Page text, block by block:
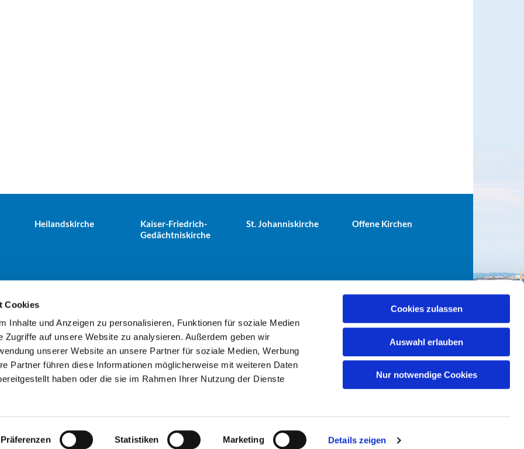
Cookies
Inhalte und Anzeigen zu personalisieren, Funktionen für soziale Medien
Zugriffe auf unsere Website zu analysieren. Außerdem geben wir
unserer Website an unsere Partner für soziale Medien, Werbung
Partner führen diese Informationen möglicherweise mit weiteren Daten
haben oder die sie im Rahmen Ihrer Nutzung der Dienste
Präferenzen Statistiken Marketing Details zeigen
Cookies zulassen
Auswahl erlauben
Nur notwendige Cookies
Heilandskirche
Kaiser-Friedrich-
Gedächtniskirche
St. Johanniskirche Offene Kirchen
Tiergarten · Alt-Moabit 25, 10559 Berlin+49303943498 kuesterei@ev-gemeinde-tiergarten.de
Kontaktinformationen Impressum